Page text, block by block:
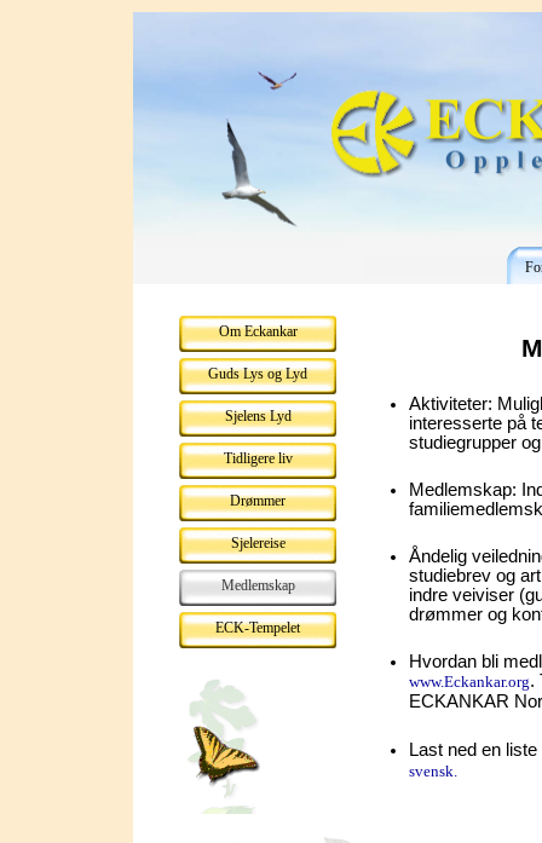
Om Eckankar
Guds Lys og Lyd
Sjelens Lyd
Tidligere liv
Drømmer
Sjelereise
Medlemskap
ECK-Tempelet
Aktiviteter:
interesserte på
studiegrupper
Medlemskap:
Åndelig
studiebrev og
indre veiviser
drømmer og
Hvordan bli
www.Eckankar.org.
ECKANKAR
Last ned en
svensk.